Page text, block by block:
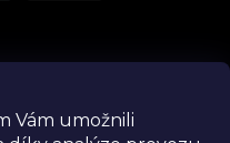
Vám umožnili